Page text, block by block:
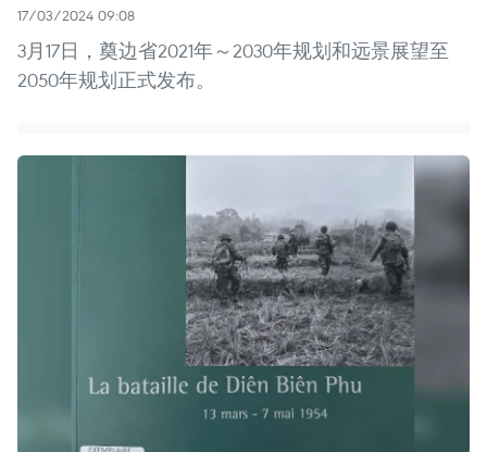
17/03/2024 09:08
3月17日，奠边省2021年～2030年规划和远景展望至
2050年规划正式发布。